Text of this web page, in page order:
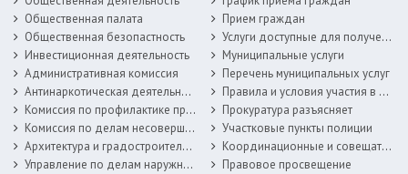
Общественная палата
Общественная безопастность
Инвестиционная деятельность
Административная комиссия
Антинаркотическая деятельность
Комиссия по профилактике правонарушений
Комиссия по делам несовершеннолетних
Архитектура и градостроительство
Управление по делам наружной рекламы
Прием граждан
Услуги доступные для получения в электронной форме
Муниципальные услуги
Перечень муниципальных услуг
Правила и условия участия в жилищных программах
Прокуратура разъясняет
Участковые пункты полиции
Координационные и совещательные органы
Правовое просвещение